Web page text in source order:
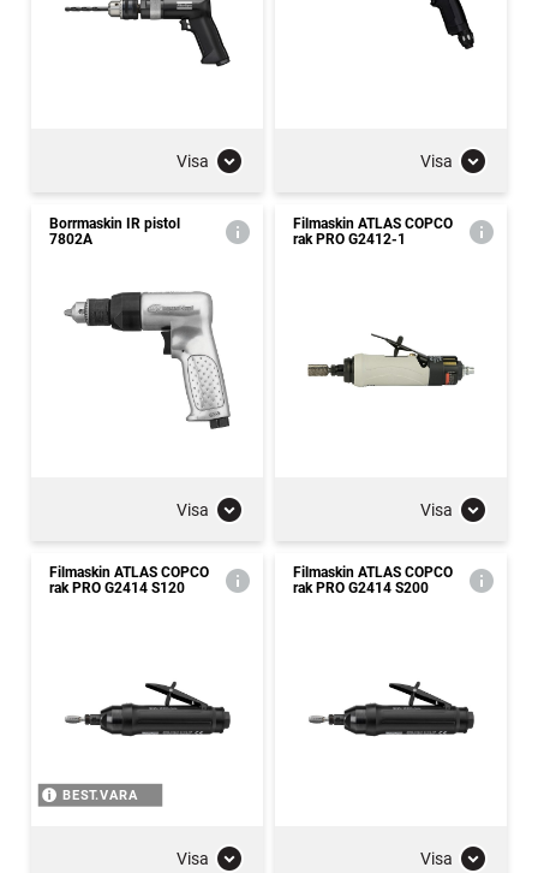
Visa Visa
Borrmaskin IR pistol
7802A
Visa
Filmaskin ATLAS COPCO
rak PRO G2412-1
Visa
Filmaskin ATLAS COPCO
rak PRO G2414 S120
BEST.VARA
Visa
Filmaskin ATLAS COPCO
rak PRO G2414 S200
Visa